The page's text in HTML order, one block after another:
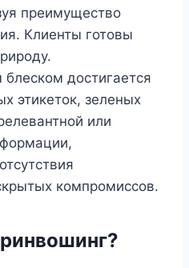
преимущество
Клиенты готовы
достигается
этикеток, зеленых
или
компромиссов.